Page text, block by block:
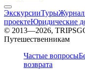
ЭкскурсииТурыЖурнал
проектеЮридические
© 2013—2026,
Путешественникам
Частые вопросы
возврата